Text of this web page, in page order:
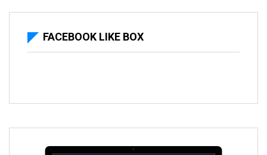
FACEBOOK LIKE BOX